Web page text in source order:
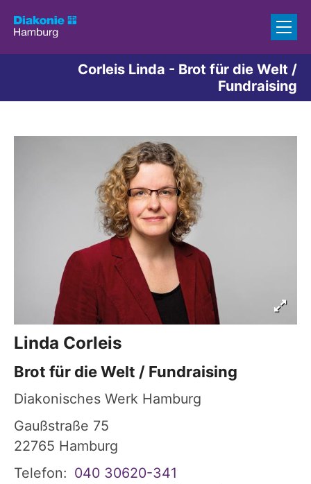
Corleis Linda - Brot für die Welt /
Fundraising
Linda Corleis
Brot für die Welt / Fundraising
Diakonisches Werk Hamburg
Gaußstraße 75
22765 Hamburg
Telefon: 040 30620-341